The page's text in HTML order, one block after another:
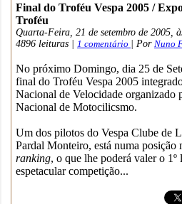
Final do Troféu Vespa 2005 /
Troféu
Quarta-Feira, 21 de setembro de 2005,
4896 leituras | 1 comentário | Por Nuno
No próximo Domingo, dia 25 de
final do Troféu Vespa 2005
Nacional de Velocidade organizado
Nacional de Motocilicsmo.
Um dos pilotos do Vespa Clube de
Pardal Monteiro, está numa
ranking, o que lhe poderá valer o 1º
espetacular competição...